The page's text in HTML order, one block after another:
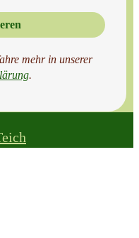
mehr in unserer
.